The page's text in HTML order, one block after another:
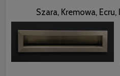
Szara, Kremowa,